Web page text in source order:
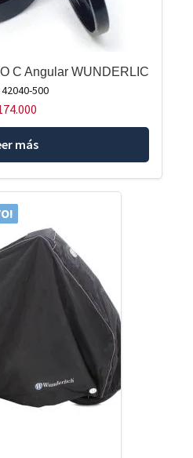
C Angular WUNDERLIC
42040-500
más